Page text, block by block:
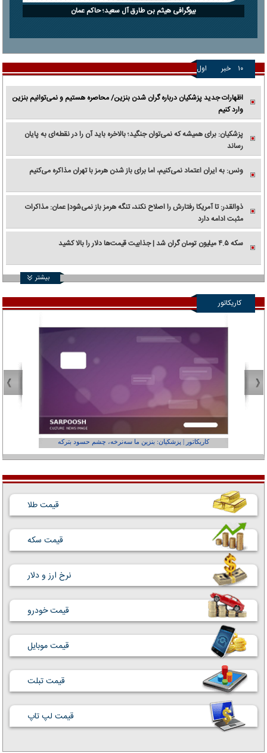
بیوگرافی هیثم بن طارق آل سعید؛ حاکم عمان
۱۰ خبر اول
اظهارات جدید پزشکیان درباره گران شدن بنزین/ محاصره هستیم و نمی‌توانیم بنزین
وارد کنیم
پزشکیان: برای همیشه که نمی‌توان جنگید؛ بالاخره باید آن را در نقطه‌ای به پایان
رساند
ونس: به ایران اعتماد نمی‌کنیم، اما برای باز شدن هرمز با تهران مذاکره می‌کنیم
ذوالقدر: تا آمریکا رفتارش را اصلاح نکند، تنگه هرمز باز نمی‌شود| عمان: مذاکرات
مثبت ادامه دارد
سکه ۴.۵ میلیون تومان گران شد | جذابیت قیمت‌ها دلار را بالا کشید
بیشتر
کاریکاتور
کاریکاتور | پزشکیان: بنزین ما سه‌نرخه، چشم حسود بترکه
قیمت طلا
قیمت سکه
نرخ ارز و دلار
قیمت خودرو
قیمت موبایل
قیمت تبلت
قیمت لپ تاپ